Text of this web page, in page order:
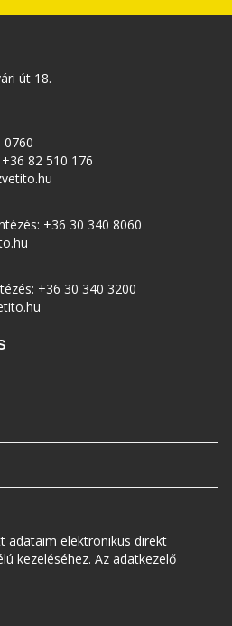
út 18.
0760
+36 82 510 176
+36 30 340 8060
+36 30 340 3200
adataim elektronikus direkt
kezeléséhez. Az adatkezelő